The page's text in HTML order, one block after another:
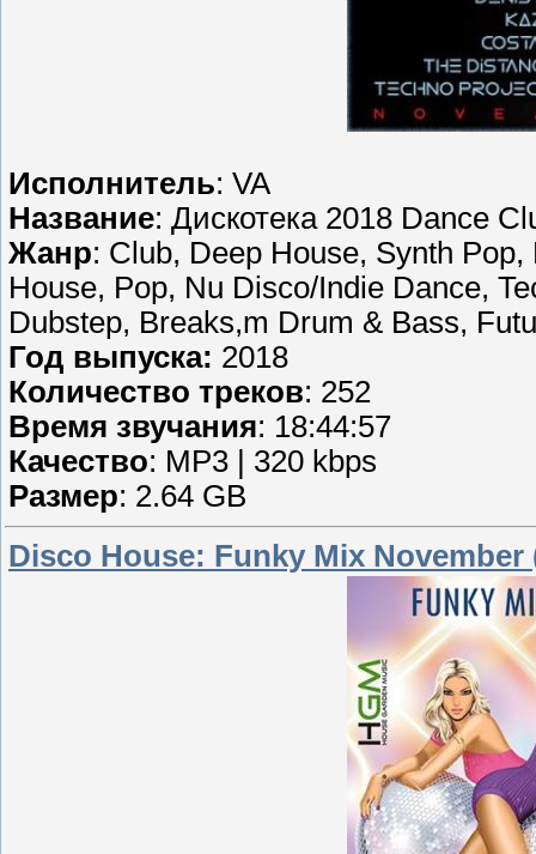
Исполнитель: VA
Название: Дискотека 2018 Dance
Жанр: Club, Deep House, Synth
House, Pop, Nu Disco/Indie Dance,
Dubstep, Breaks,m Drum & Bass,
Год выпуска: 2018
Количество треков: 252
Время звучания: 18:44:57
Качество: MP3 | 320 kbps
Размер: 2.64 GB
Disco House: Funky Mix November